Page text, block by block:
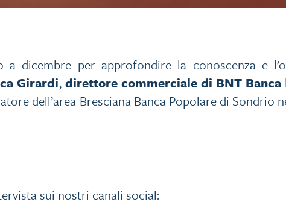
dicembre per approfondire la conoscenza e
Girardi, direttore commerciale di BNT Banca
dell’area Bresciana Banca Popolare di Sondrio
sui nostri canali social: